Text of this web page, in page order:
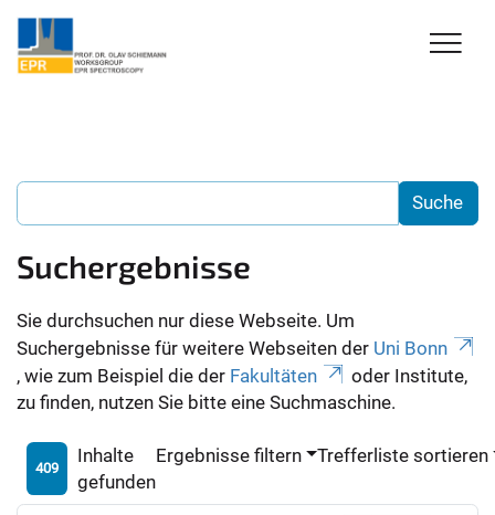
Suchergebnisse
Sie durchsuchen nur diese Webseite. Um
Suchergebnisse für weitere Webseiten der Uni Bonn
, wie zum Beispiel die der Fakultäten
oder Institute,
zu finden, nutzen Sie bitte eine Suchmaschine.
409
Inhalte
gefunden
Ergebnisse filtern Trefferliste sortieren